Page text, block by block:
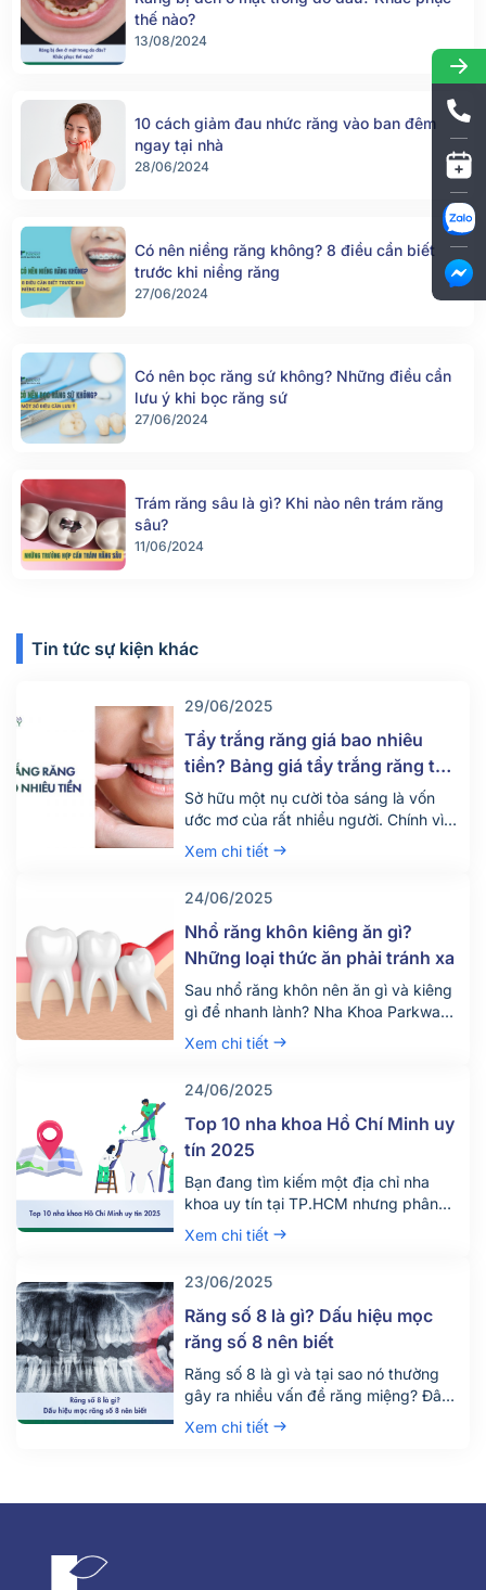
thế nào?
13/08/2024
10 cách giảm đau nhức răng vào ban đêm
ngay tại nhà
28/06/2024
Có nên niềng răng không? 8 điều cần biết
trước khi niềng răng
27/06/2024
Có nên bọc răng sứ không? Những điều cần
lưu ý khi bọc răng sứ
27/06/2024
Trám răng sâu là gì? Khi nào nên trám răng
sâu?
11/06/2024
Tin tức sự kiện khác
29/06/2025
Tẩy trắng răng giá bao nhiêu
tiền? Bảng giá tẩy trắng răng tại
nha khoa mới nhất 2025
Sở hữu một nụ cười tỏa sáng là vốn
ước mơ của rất nhiều người. Chính vì
vậy hiện nay có rất nhiều người tìm
đến dịch vụ tẩy trắng răng để thỏa
trắng răng giá bao nhiêu tiền? Quy
trình diễn ra dịch vụ này như […]
Xem chi tiết
24/06/2025
Nhổ răng khôn kiêng ăn gì?
Những loại thức ăn phải tránh xa
Sau nhổ răng khôn nên ăn gì và kiêng
gì để nhanh lành? Nha Khoa Parkway
chia sẻ chế độ ăn uống khoa học giúp
giảm đau, tránh biến chứng. Tìm hiểu
Xem chi tiết
24/06/2025
Top 10 nha khoa Hồ Chí Minh uy
tín 2025
Bạn đang tìm kiếm một địa chỉ nha
khoa uy tín tại TP.HCM nhưng phân
vân giữa hàng trăm phòng khám lớn
nhỏ? Việc lựa chọn đúng nha khoa
còn đảm bảo an toàn, tiết kiệm thời
gian và chi phí. Đừng chỉ dựa vào vị trí
[…]
Xem chi tiết
23/06/2025
Răng số 8 là gì? Dấu hiệu mọc
răng số 8 nên biết
Răng số 8 là gì và tại sao nó thường
gây ra nhiều vấn đề răng miệng? Đây
là câu hỏi được rất nhiều người quan
tâm, đặc biệt là những ai đang bước
mọc cuối cùng trên cung hàm và
Xem chi tiết